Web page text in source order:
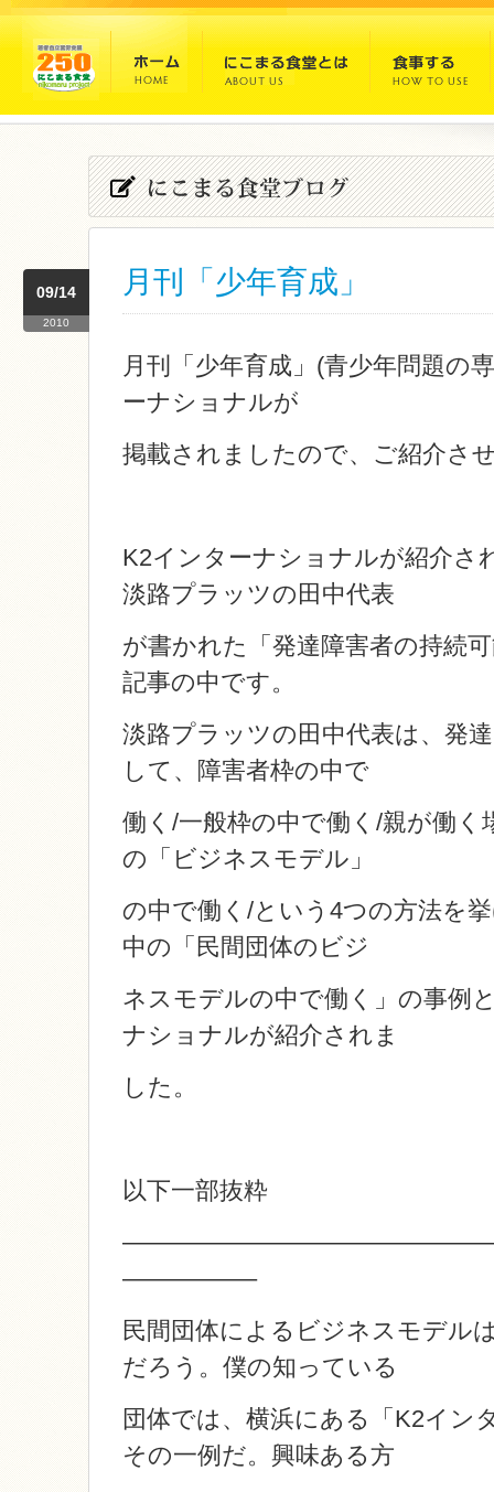
月刊「少年育成」
09/14
2010
月刊「少年育成」(青少年問題の
ーナショナルが
掲載されましたので、ご紹介さ
K2インターナショナルが紹介さ
淡路プラッツの田中代表
が書かれた「発達障害者の持続
記事の中です。
淡路プラッツの田中代表は、発
して、障害者枠の中で
働く/一般枠の中で働く/親が働く
の「ビジネスモデル」
の中で働く/という4つの方法を
中の「民間団体のビジ
ネスモデルの中で働く」の事例
ナショナルが紹介されま
した。
以下一部抜粋
—————–
民間団体によるビジネスモデル
だろう。僕の知っている
団体では、横浜にある「K2イン
その一例だ。興味ある方